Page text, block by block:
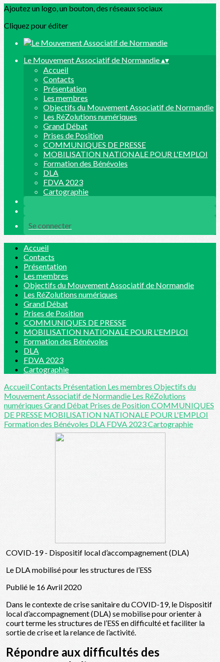
Ajoutez un logo, un bouton, des réseaux sociaux
Cliquez pour éditer
Le Mouvement Associatif de Normandie▴▾
Accueil
Contacts
Présentation
Les membres
Objectifs du Mouvement Associatif de Normandie
Les RéZolutions numériques
Grand Débat
Prises de Position
COMMUNIQUES DE PRESSE
MOBILISATION NATIONALE POUR L'EMPLOI
Formation des Bénévoles
DLA
FDVA 2023
Cartographie
Se connecter
Accueil
Contacts
Présentation
Les membres
Objectifs du Mouvement Associatif de Normandie
Les RéZolutions numériques
Grand Débat
Prises de Position
COMMUNIQUES DE PRESSE
MOBILISATION NATIONALE POUR L'EMPLOI
Formation des Bénévoles
DLA
FDVA 2023
Cartographie
AccueilContacts Présentation Les membres Objectifs du
Mouvement Associatif de Normandie Les RéZolutions
numériques Grand Débat Prises de PositionCOMMUNIQUES
DE PRESSE MOBILISATION NATIONALE POUR L'EMPLOI
Formation des Bénévoles DLA FDVA 2023Cartographie
COVID-19 - Dispositif local d’accompagnement (DLA)
Le DLA mobilisé pour les structures de l’ESS
Publié le 16 Avril 2020
Dans le contexte de crise sanitaire du COVID-19, le Dispositif
local d’accompagnement (DLA) se mobilise pour orienter à
court terme les structures de l’ESS en difficulté et faciliter la
sortie de crise et la relance de l’activité.
Répondre aux difficultés des